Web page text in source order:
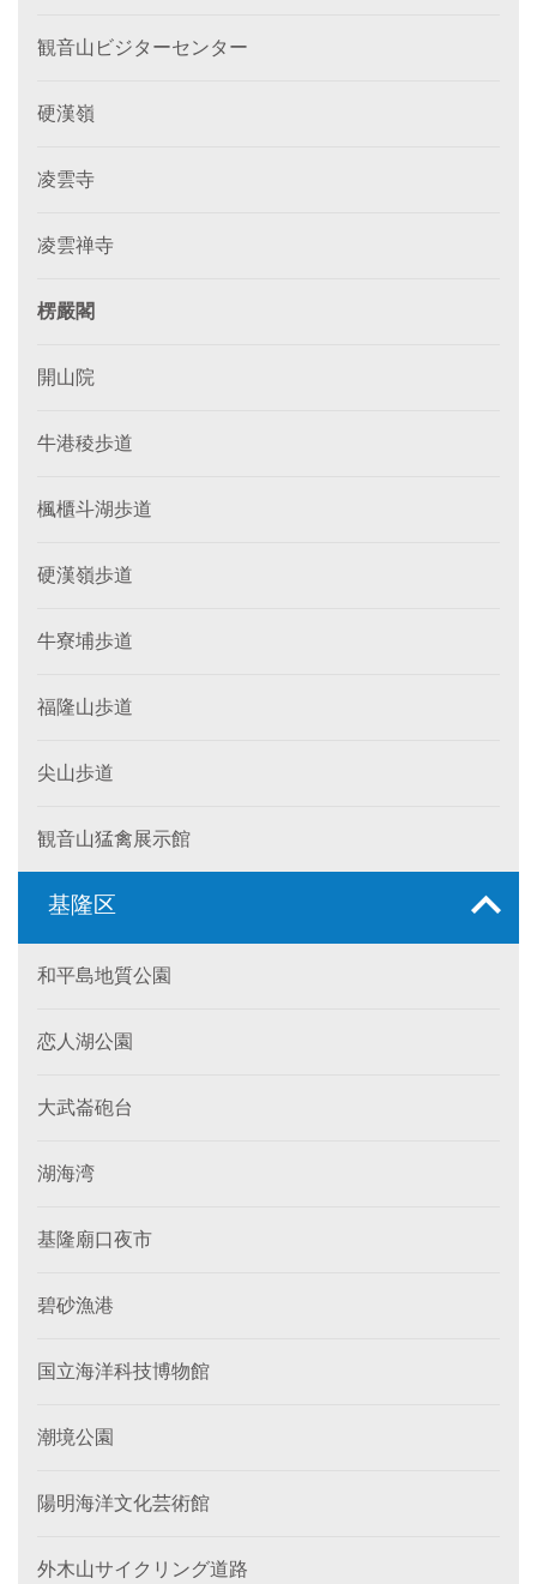
観音山ビジターセンター
硬漢嶺
凌雲寺
凌雲禅寺
楞嚴閣
開山院
牛港稜歩道
楓櫃斗湖歩道
硬漢嶺歩道
牛寮埔歩道
福隆山歩道
尖山歩道
観音山猛禽展示館
基隆区
和平島地質公園
恋人湖公園
大武崙砲台
湖海湾
基隆廟口夜市
碧砂漁港
国立海洋科技博物館
潮境公園
陽明海洋文化芸術館
外木山サイクリング道路